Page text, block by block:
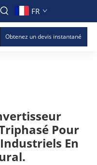
FR
Obtenez un devis instantané
Pour
En